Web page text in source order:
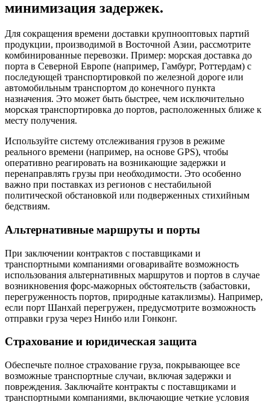
минимизация задержек.
Для сокращения времени доставки крупнооптовых партий
продукции, производимой в Восточной Азии, рассмотрите
комбинированные перевозки. Пример: морская доставка до
порта в Северной Европе (например, Гамбург, Роттердам) с
последующей транспортировкой по железной дороге или
автомобильным транспортом до конечного пункта
назначения. Это может быть быстрее, чем исключительно
морская транспортировка до портов, расположенных ближе к
месту получения.
Используйте систему отслеживания грузов в режиме
реального времени (например, на основе GPS), чтобы
оперативно реагировать на возникающие задержки и
перенаправлять грузы при необходимости. Это особенно
важно при поставках из регионов с нестабильной
политической обстановкой или подверженных стихийным
бедствиям.
Альтернативные маршруты и порты
При заключении контрактов с поставщиками и
транспортными компаниями оговаривайте возможность
использования альтернативных маршрутов и портов в случае
возникновения форс-мажорных обстоятельств (забастовки,
перегруженность портов, природные катаклизмы). Например,
если порт Шанхай перегружен, предусмотрите возможность
отправки груза через Нинбо или Гонконг.
Страхование и юридическая защита
Обеспечьте полное страхование груза, покрывающее все
возможные транспортные случаи, включая задержки и
повреждения. Заключайте контракты с поставщиками и
транспортными компаниями, включающие четкие условия